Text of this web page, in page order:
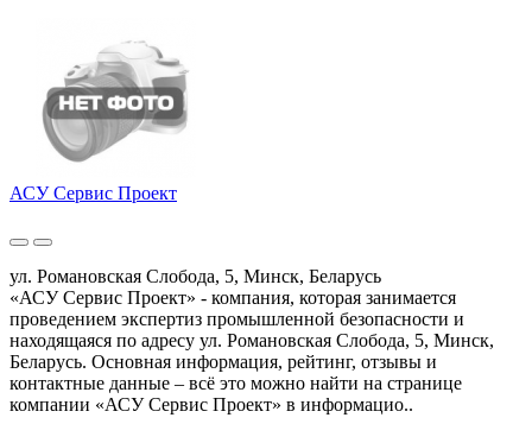
АСУ Сервис Проект
ул. Романовская Слобода, 5, Минск, Беларусь
«АСУ Сервис Проект» - компания, которая занимается
проведением экспертиз промышленной безопасности и
находящаяся по адресу ул. Романовская Слобода, 5, Минск,
Беларусь. Основная информация, рейтинг, отзывы и
контактные данные – всё это можно найти на странице
компании «АСУ Сервис Проект» в информацио..